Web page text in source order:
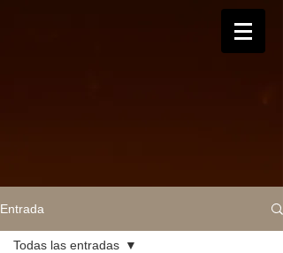
Entrada
Todas las entradas